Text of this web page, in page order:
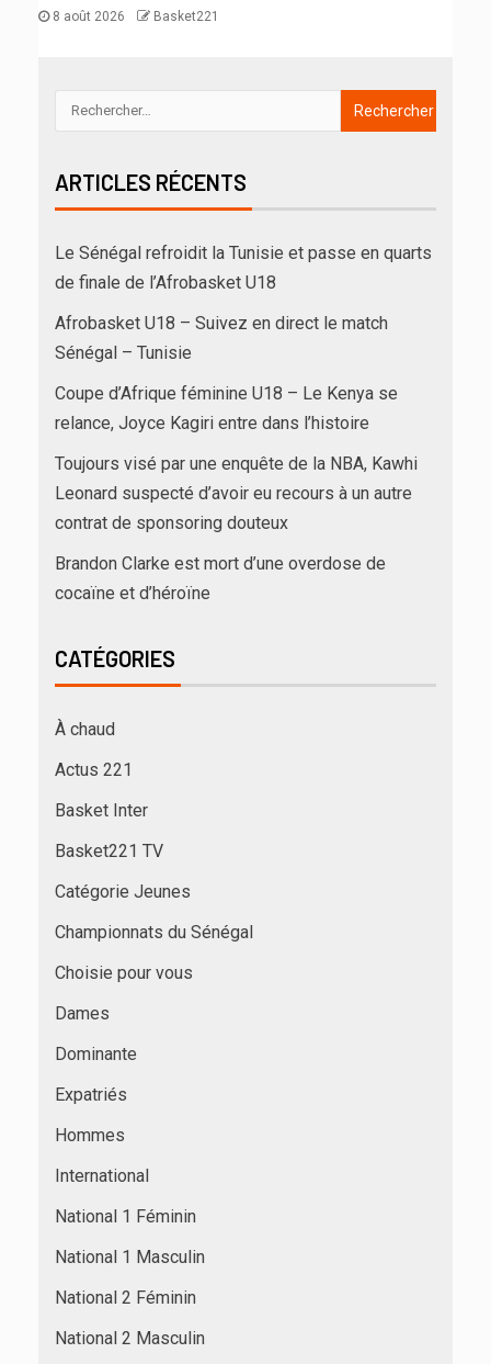
8 août 2026 Basket221
ARTICLES RÉCENTS
Le Sénégal refroidit la Tunisie et passe en quarts
de finale de l’Afrobasket U18
Afrobasket U18 – Suivez en direct le match
Sénégal – Tunisie
Coupe d’Afrique féminine U18 – Le Kenya se
relance, Joyce Kagiri entre dans l’histoire
Toujours visé par une enquête de la NBA, Kawhi
Leonard suspecté d’avoir eu recours à un autre
contrat de sponsoring douteux
Brandon Clarke est mort d’une overdose de
cocaïne et d’héroïne
CATÉGORIES
À chaud
Actus 221
Basket Inter
Basket221 TV
Catégorie Jeunes
Championnats du Sénégal
Choisie pour vous
Dames
Dominante
Expatriés
Hommes
International
National 1 Féminin
National 1 Masculin
National 2 Féminin
National 2 Masculin